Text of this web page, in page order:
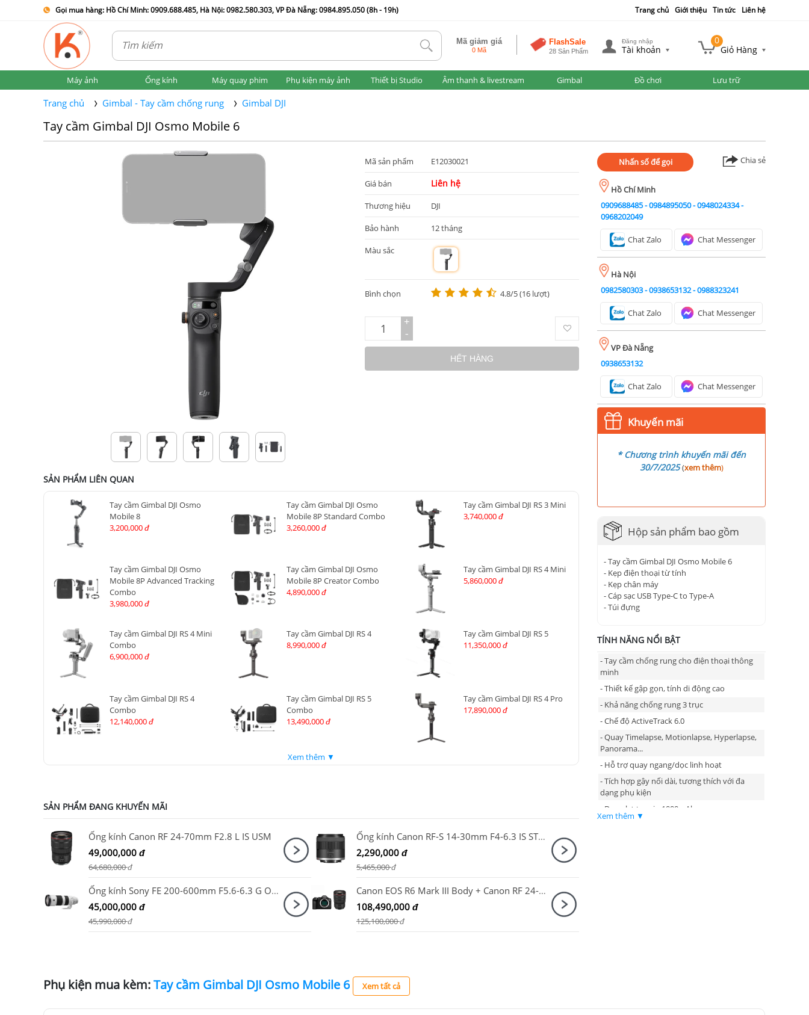
Gọi mua hàng: Hồ Chí Minh: 0909.688.485, Hà Nội: 0982.580.303, VP Đà Nẵng: 0984.895.050 (8h - 19h) Trang chủ Giới thiệu Tin tức Liên hệ
tlk Mã giảm giá
0 Mã
FlashSale
28 Sản Phẩm
Đăng nhập
Tài khoản
0
Giỏ Hàng
Máy ảnh Ống kính Máy quay phim Phụ kiện máy ảnh Thiết bị Studio Âm thanh & livestream Gimbal Đồ chơi Lưu trữ
Trang chủ Gimbal - Tay cầm chống rung Gimbal DJI
Tay cầm Gimbal DJI Osmo Mobile 6
Mã sản phẩm E12030021
Giá bán Liên hệ
Thương hiệu DJI
Bảo hành 12 tháng
Màu sắc
m
Bình chọn 4.8/5 (16 lượt)
+
-
HẾT HÀNG
SẢN PHẨM LIÊN QUAN
Tay cầm Gimbal DJI Osmo
Mobile 8
3,200,000 đ
Tay cầm Gimbal DJI Osmo
Mobile 8P Standard Combo
3,260,000 đ
Tay cầm Gimbal DJI RS 3 Mini
3,740,000 đ
Tay cầm Gimbal DJI Osmo
Mobile 8P Advanced Tracking
Combo
3,980,000 đ
Tay cầm Gimbal DJI Osmo
Mobile 8P Creator Combo
4,890,000 đ
Tay cầm Gimbal DJI RS 4 Mini
5,860,000 đ
Tay cầm Gimbal DJI RS 4 Mini
Combo
6,900,000 đ
Tay cầm Gimbal DJI RS 4
8,990,000 đ
Tay cầm Gimbal DJI RS 5
11,350,000 đ
Tay cầm Gimbal DJI RS 4
Combo
12,140,000 đ
Tay cầm Gimbal DJI RS 5
Combo
13,490,000 đ
Tay cầm Gimbal DJI RS 4 Pro
17,890,000 đ
Xem thêm ▼
SẢN PHẨM ĐANG KHUYẾN MÃI
Ống kính Canon RF 24-70mm F2.8 L IS USM
49,000,000 đ
64,680,000đ
Ống kính Canon RF-S 14-30mm F4-6.3 IS STM PZ
2,290,000 đ
5,465,000đ
Ống kính Sony FE 200-600mm F5.6-6.3 G OSS / SEL200600G
45,000,000 đ
45,990,000đ
Canon EOS R6 Mark III Body + Canon RF 24-70mm F2.8 L IS USM
108,490,000 đ
125,100,000đ
Nhấn số để gọi Chia sẻ
Hồ Chí Minh
0909688485-0984895050-0948024334-
0968202049
Chat Zalo Chat Messenger
Hà Nội
0982580303-0938653132-0988323241
Chat Zalo Chat Messenger
VP Đà Nẵng
0938653132
Chat Zalo Chat Messenger
Khuyến mãi
* Chương trình khuyến mãi đến
30/7/2025 (xem thêm)
Hộp sản phẩm bao gồm
- Tay cầm Gimbal DJI Osmo Mobile 6
- Kẹp điện thoại từ tính
- Kẹp chân máy
- Cáp sạc USB Type-C to Type-A
- Túi đựng
TÍNH NĂNG NỔI BẬT
- Tay cầm chống rung cho điện thoại thông
minh
- Thiết kế gập gọn, tính di động cao
- Khả năng chống rung 3 trục
- Chế độ ActiveTrack 6.0
- Quay Timelapse, Motionlapse, Hyperlapse,
Panorama...
- Hỗ trợ quay ngang/dọc linh hoạt
- Tích hợp gậy nối dài, tương thích với đa
dạng phụ kiện
- Dung lượng pin 1000mAh
Xem thêm ▼
Phụ kiện mua kèm:Tay cầm Gimbal DJI Osmo Mobile 6 Xem tất cả